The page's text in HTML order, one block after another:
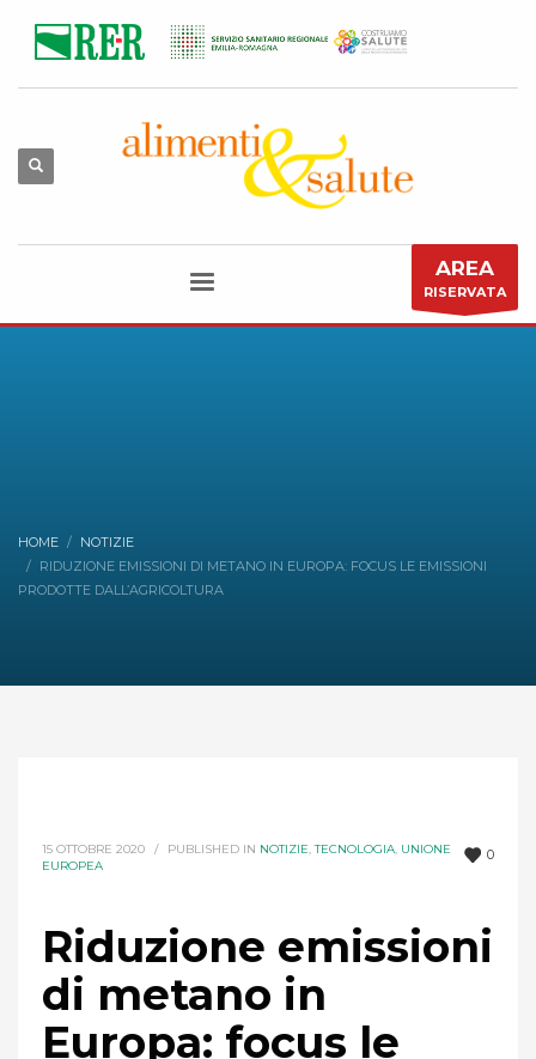
AREA
RISERVATA
HOME
NOTIZIE
RIDUZIONE EMISSIONI DI METANO IN EUROPA: FOCUS LE EMISSIONI
PRODOTTE DALL’AGRICOLTURA
0
15 OTTOBRE 2020 / PUBLISHED IN NOTIZIE,TECNOLOGIA, UNIONE
EUROPEA
Riduzione emissioni
di metano in
Europa: focus le